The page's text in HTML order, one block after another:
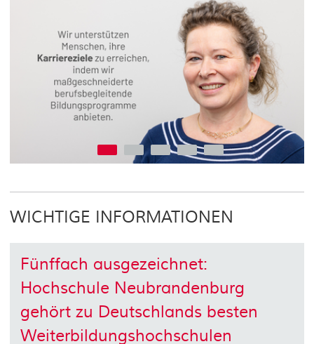
WICHTIGE INFORMATIONEN
Fünffach ausgezeichnet:
Hochschule Neubrandenburg
gehört zu Deutschlands besten
Weiterbildungshochschulen